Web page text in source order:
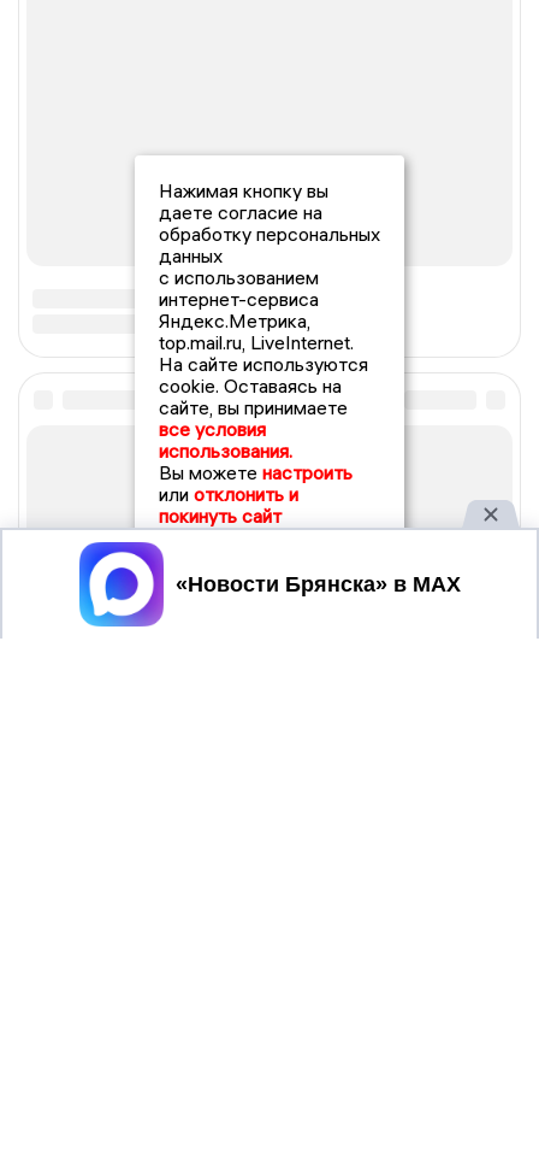
Нажимая кнопку вы
даете согласие на
обработку персональных
данных
с использованием
интернет-сервиса
Яндекс.Метрика,
top.mail.ru, LiveInternet.
На сайте используются
cookie. Оставаясь на
сайте, вы принимаете
все условия
использования.
Вы можете настроить
или отклонить и
покинуть сайт
Принять